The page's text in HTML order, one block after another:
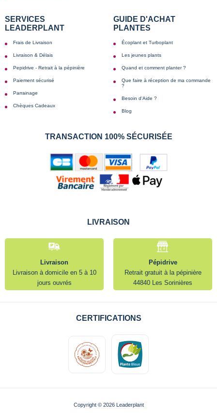
SERVICES
LEADERPLANT
Frais de Livraison
Livraison & Délais
Pepidrive - Retrait à la pépinière
Paiement sécurisé
Parrainage
Chèques Cadeaux
GUIDE D'ACHAT
PLANTES
Écoplant et Turboplant
Les jeunes plants
Quand et comment planter ?
Que faire à réception de ma commande
?
Besoin d'Aide ?
Blog
TRANSACTION 100% SÉCURISÉE
LIVRAISON
Livraison
Livraison à domicile en 5 à 10
jours ouvrés
Pépidrive
Retrait gratuit à la pépinière
44840 Les Sorinières
CERTIFICATIONS
Copyright © 2026 Leaderplant